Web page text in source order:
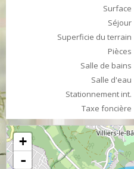
Surface
Séjour
Superficie du terrain
Pièces
Salle de bains
Salle d'eau
Stationnement int.
Taxe foncière
+
-